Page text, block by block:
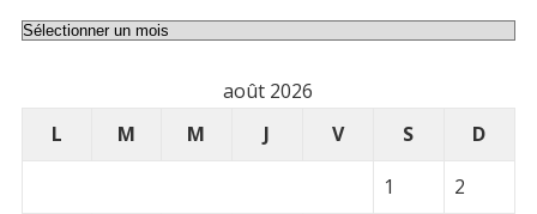
Archives
août 2026
L
M M J V S
D
1
2